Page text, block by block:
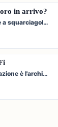
in arrivo?
a squarciagol…
è l'archi…